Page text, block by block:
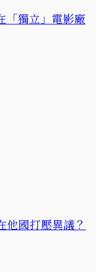
「獨立」電影廠
他國打壓異議？